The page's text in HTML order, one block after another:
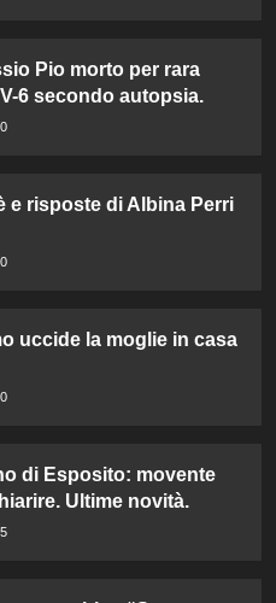
Pio morto per rara
6 secondo autopsia.
e risposte di Albina Perri
uccide la moglie in casa
di Esposito: movente
Ultime novità.